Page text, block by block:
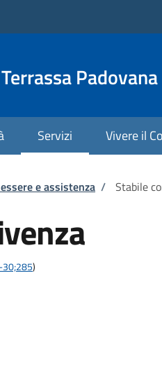
Padovana
Servizi Vivere il
e assistenza / Stabile
)